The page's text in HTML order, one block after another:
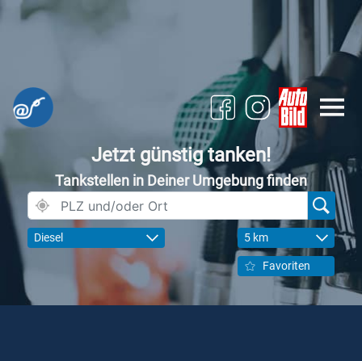
Jetzt günstig tanken!
Tankstellen in Deiner Umgebung finden
Diesel 5 km
Favoriten